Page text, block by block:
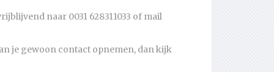
naar 0031 628311033 of mail
je gewoon contact opnemen, dan kijk